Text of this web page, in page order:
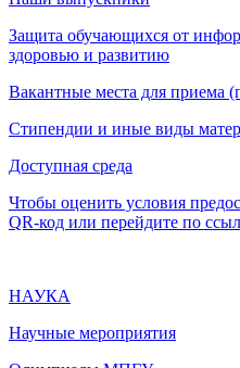
Защита обучающихся от
здоровью и развитию
Вакантные места для приема
Стипендии и иные виды
Доступная среда
Чтобы оценить условия
QR-код или перейдите по
НАУКА
Научные мероприятия